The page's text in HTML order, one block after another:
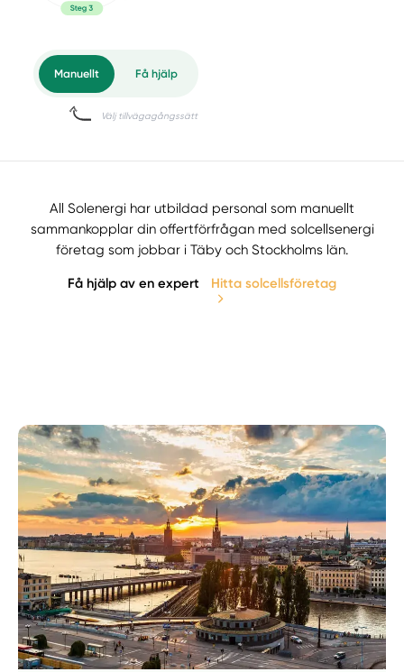
All Solenergi har utbildad personal som manuellt
sammankopplar din offertförfrågan med solcellsenergi
företag som jobbar i Täby och Stockholms län.
Få hjälp av en expert Hitta solcellsföretag